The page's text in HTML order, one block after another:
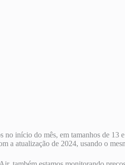
início do mês, em tamanhos de
a atualização de 2024, usando o